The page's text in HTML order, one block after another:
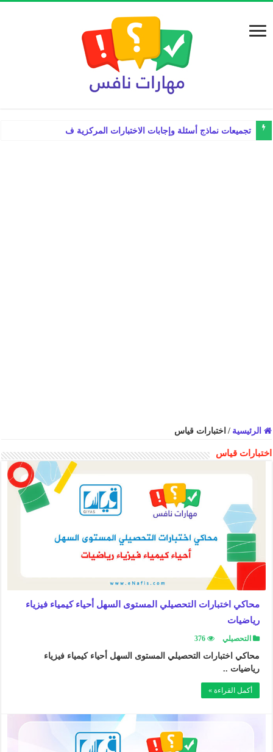
تجميعات نماذج أسئلة وإجابات الاختبارات المركزية في الرياضيات ساد
الرئيسية / اختبارات قياس
اختبارات قياس
محاكي اختبارات التحصيلي المستوى السهل أحياء كيمياء فيزياء
رياضيات
التحصيلي 376
محاكي اختبارات التحصيلي المستوى السهل أحياء كيمياء فيزياء
رياضيات ..
أكمل القراءة »